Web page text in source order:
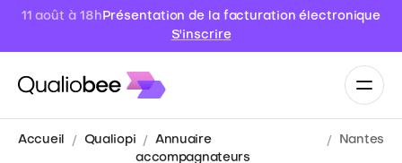
11 août à 18hPrésentation de la facturation électronique
S'inscrire
Accueil Qualiopi
Annuaire
accompagnateurs
Nantes